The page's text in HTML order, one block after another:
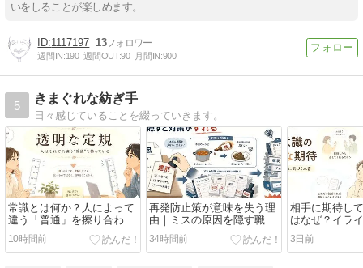
いをしることが楽しめます。
1117197 13
週間IN:190 週間OUT:90 月間IN:900
5
きまぐれな紡ぎ手
日々感じていることを綴っていきます。
常識とは何か？人によって
違う「普通」を擦り合わせ
る4つの方法
10時間前
再発防止策が意味を失う理
由｜ミスの原因を隠す職場
で真面目な人が疲れる
34時間前
相手に期待し
はなぜ？イラ
減らす「期待
束」の分け方
3日前